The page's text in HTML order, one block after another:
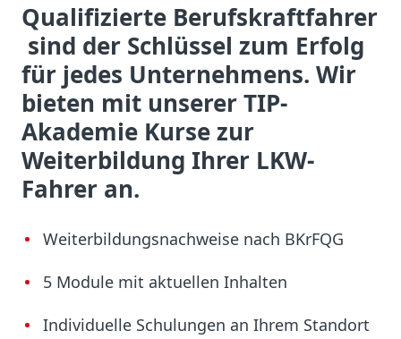
Qualifizierte Berufskraftfahrer
sind der Schlüssel zum Erfolg
für jedes Unternehmens. Wir
bieten mit unserer TIP-
Akademie Kurse zur
Weiterbildung Ihrer LKW-
Fahrer an.
Weiterbildungsnachweise nach BKrFQG
5 Module mit aktuellen Inhalten
Individuelle Schulungen an Ihrem Standort